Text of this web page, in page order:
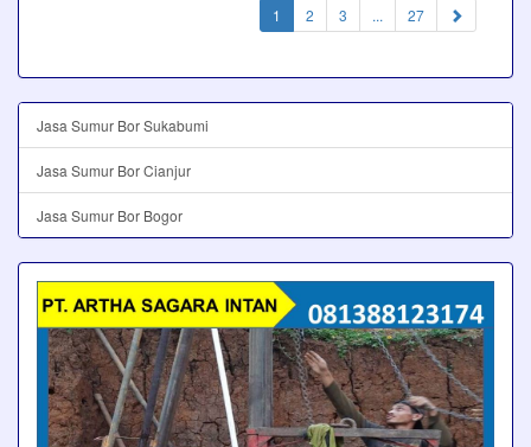
1 (current)
2 3 ... 27
Jasa Sumur Bor Sukabumi
Jasa Sumur Bor Cianjur
Jasa Sumur Bor Bogor